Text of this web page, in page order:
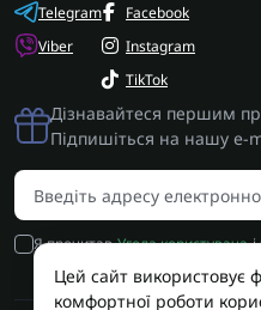
Telegram
Viber
Facebook
Instagram
TikTok
Дізнавайтеся першим
Підпишіться на нашу e-
Я прочитав Угода користувача
Цей сайт використовує
комфортної роботи